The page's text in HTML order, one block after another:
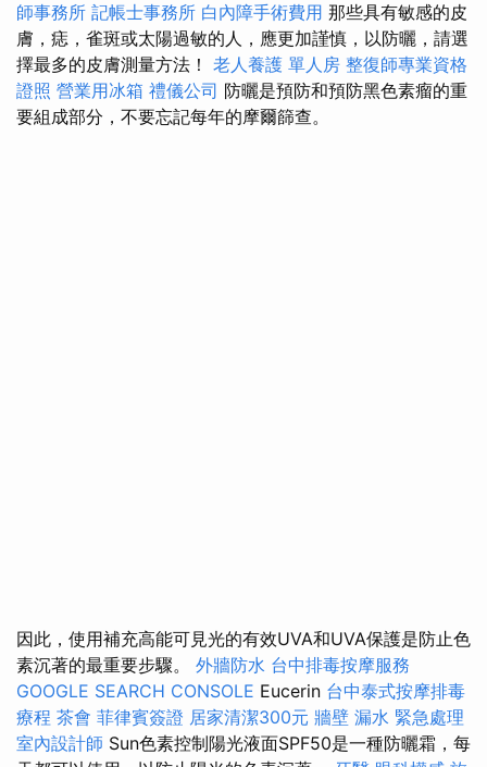
師事務所 記帳士事務所 白內障手術費用 那些具有敏感的皮
膚，痣，雀斑或太陽過敏的人，應更加謹慎，以防曬，請選
擇最多的皮膚測量方法！ 老人養護 單人房 整復師專業資格
證照 營業用冰箱 禮儀公司 防曬是預防和預防黑色素瘤的重
要組成部分，不要忘記每年的摩爾篩查。
因此，使用補充高能可見光的有效UVA和UVA保護是防止色
素沉著的最重要步驟。 外牆防水 台中排毒按摩服務
GOOGLE SEARCH CONSOLE Eucerin 台中泰式按摩排毒
療程 茶會 菲律賓簽證 居家清潔300元 牆壁 漏水 緊急處理
室內設計師 Sun色素控制陽光液面SPF50是一種防曬霜，每